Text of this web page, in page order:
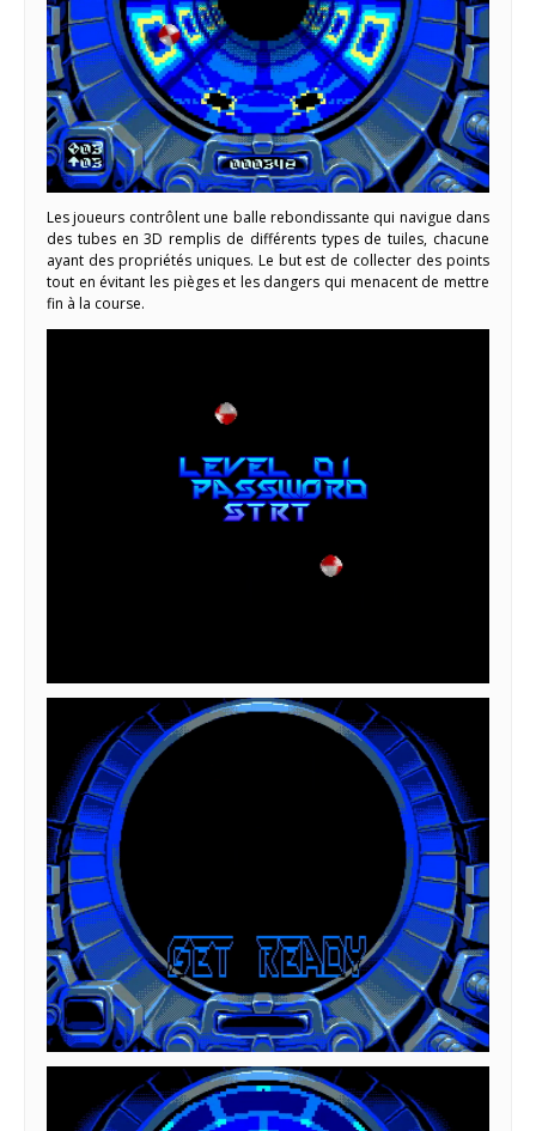
Les joueurs contrôlent une balle rebondissante qui navigue dans
des tubes en 3D remplis de différents types de tuiles, chacune
ayant des propriétés uniques. Le but est de collecter des points
tout en évitant les pièges et les dangers qui menacent de mettre
fin à la course.